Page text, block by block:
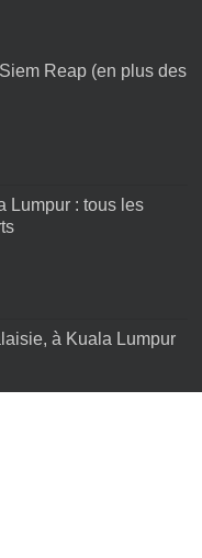
Reap (en plus des
Lumpur : tous les
à Kuala Lumpur